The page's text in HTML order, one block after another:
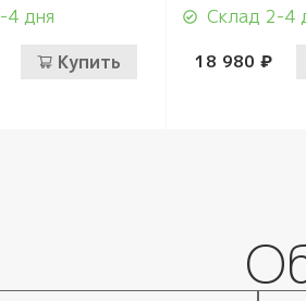
4 дня
Купить
Склад 2-4
18 980 ₽